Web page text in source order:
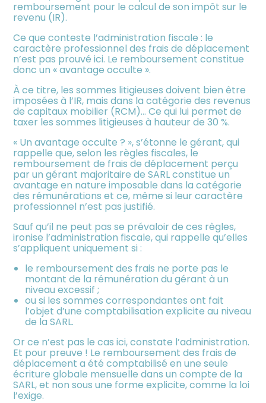
remboursement pour le calcul de son impôt sur le
revenu (IR).
Ce que conteste l’administration fiscale : le
caractère professionnel des frais de déplacement
n’est pas prouvé ici. Le remboursement constitue
donc un « avantage occulte ».
À ce titre, les sommes litigieuses doivent bien être
imposées à l’IR, mais dans la catégorie des revenus
de capitaux mobilier (RCM)… Ce qui lui permet de
taxer les sommes litigieuses à hauteur de 30 %.
« Un avantage occulte ? », s’étonne le gérant, qui
rappelle que, selon les règles fiscales, le
remboursement de frais de déplacement perçu
par un gérant majoritaire de SARL constitue un
avantage en nature imposable dans la catégorie
des rémunérations et ce, même si leur caractère
professionnel n’est pas justifié.
Sauf qu’il ne peut pas se prévaloir de ces règles,
ironise l’administration fiscale, qui rappelle qu’elles
s’appliquent uniquement si :
le remboursement des frais ne porte pas le
montant de la rémunération du gérant à un
niveau excessif ;
ou si les sommes correspondantes ont fait
l’objet d’une comptabilisation explicite au niveau
de la SARL.
Or ce n’est pas le cas ici, constate l’administration.
Et pour preuve ! Le remboursement des frais de
déplacement a été comptabilisé en une seule
écriture globale mensuelle dans un compte de la
SARL, et non sous une forme explicite, comme la loi
l’exige.